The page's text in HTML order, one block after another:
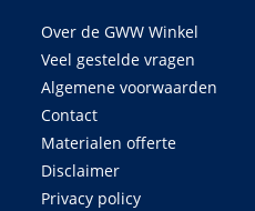
Over de GWW Winkel
Veel gestelde vragen
Algemene voorwaarden
Contact
Materialen offerte
Disclaimer
Privacy policy